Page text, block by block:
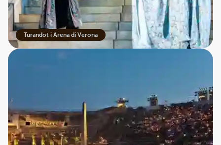
Turandot i Arena di Verona